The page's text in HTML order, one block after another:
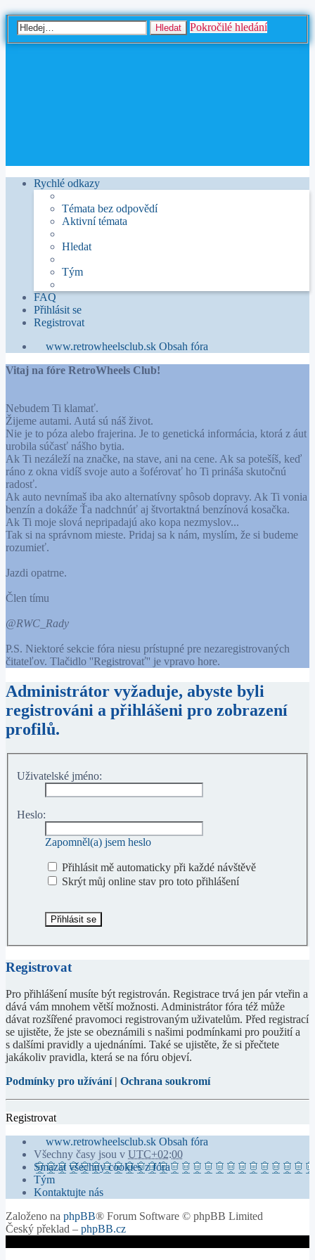
Hledat Pokročilé hledání
Rychlé odkazy
Témata bez odpovědí
Aktivní témata
Hledat
Tým
FAQ
Přihlásit se
Registrovat
www.retrowheelsclub.sk Obsah fóra
Vitaj na fóre RetroWheels Club!
Nebudem Ti klamať.
Žijeme autami. Autá sú náš život.
Nie je to póza alebo frajerina. Je to genetická informácia, ktorá z áut
urobila súčasť nášho bytia.
Ak Ti nezáleží na značke, na stave, ani na cene. Ak sa potešíš, keď
ráno z okna vidíš svoje auto a šoférovať ho Ti prináša skutočnú
radosť.
Ak auto nevnímaš iba ako alternatívny spôsob dopravy. Ak Ti vonia
benzín a dokáže Ťa nadchnúť aj štvortaktná benzínová kosačka.
Ak Ti moje slová nepripadajú ako kopa nezmyslov...
Tak si na správnom mieste. Pridaj sa k nám, myslím, že si budeme
rozumieť.
Jazdi opatrne.
Člen tímu
@RWC_Rady
P.S. Niektoré sekcie fóra niesu prístupné pre nezaregistrovaných
čitateľov. Tlačidlo ''Registrovať'' je vpravo hore.
Administrátor vyžaduje, abyste byli
registrováni a přihlášeni pro zobrazení
profilů.
Uživatelské jméno:
Heslo:
Zapomněl(a) jsem heslo
Přihlásit mě automaticky při každé návštěvě
Skrýt můj online stav pro toto přihlášení
Registrovat
Pro přihlášení musíte být registrován. Registrace trvá jen pár vteřin a
dává vám mnohem větší možnosti. Administrátor fóra též může
dávat rozšířené pravomoci registrovaným uživatelům. Před registrací
se ujistěte, že jste se obeznámili s našimi podmínkami pro použití a
s dalšími pravidly a ujednáními. Také se ujistěte, že si přečtete
jakákoliv pravidla, která se na fóru objeví.
Podmínky pro užívání| Ochrana soukromí
Registrovat
www.retrowheelsclub.sk Obsah fóra
Všechny časy jsou v UTC+02:00
Smazat všechny cookies z fóra
Tým
Kontaktujte nás
Založeno na phpBB® Forum Software © phpBB Limited
Český překlad – phpBB.cz